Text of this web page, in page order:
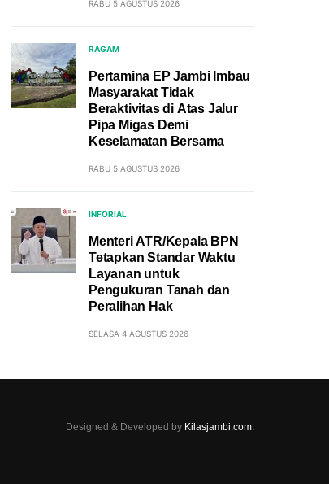
RABU 5 AGUSTUS 2026
RAGAM
Pertamina EP Jambi Imbau
Masyarakat Tidak
Beraktivitas di Atas Jalur
Pipa Migas Demi
Keselamatan Bersama
RABU 5 AGUSTUS 2026
INFORIAL
Menteri ATR/Kepala BPN
Tetapkan Standar Waktu
Layanan untuk
Pengukuran Tanah dan
Peralihan Hak
SELASA 4 AGUSTUS 2026
Designed & Developed by Kilasjambi.com.